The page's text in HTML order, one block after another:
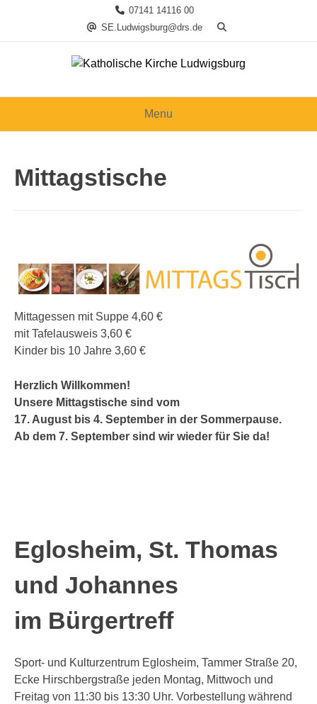
07141 14116 00
SE.Ludwigsburg@drs.de
Menu
Mittagstische
Mittagessen mit Suppe 4,60 €
mit Tafelausweis 3,60 €
Kinder bis 10 Jahre 3,60 €
Herzlich Willkommen!
Unsere Mittagstische sind vom
17. August bis 4. September in der Sommerpause.
Ab dem 7. September sind wir wieder für Sie da!
Eglosheim, St. Thomas
und Johannes
im Bürgertreff
Sport- und Kulturzentrum Eglosheim, Tammer Straße 20,
Ecke Hirschbergstraße jeden Montag, Mittwoch und
Freitag von 11:30 bis 13:30 Uhr. Vorbestellung während